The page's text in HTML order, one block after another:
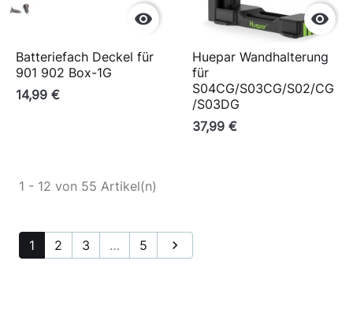

Batteriefach Deckel für
901 902 Box-1G
14,99 €

Huepar Wandhalterung
für
S04CG/S03CG/S02/CG
/S03DG
37,99 €
1 - 12 von 55 Artikel(n)
1 2 3 … 5 